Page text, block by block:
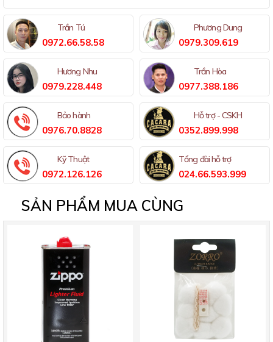
Trần Tú
0972.66.58.58
Phương Dung
0979.309.619
Hương Nhu
0979.228.448
Trần Hòa
0977.388.186
Bảo hành
0976.70.8828
Hỗ trợ - CSKH
0352.899.998
Kỹ Thuật
0972.126.126
Tổng đài hỗ trợ
024.66.593.999
SẢN PHẨM MUA CÙNG